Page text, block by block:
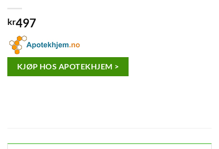
kr497
KJØP HOS APOTEKHJEM >